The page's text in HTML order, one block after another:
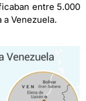
entre 5.000
Venezuela.